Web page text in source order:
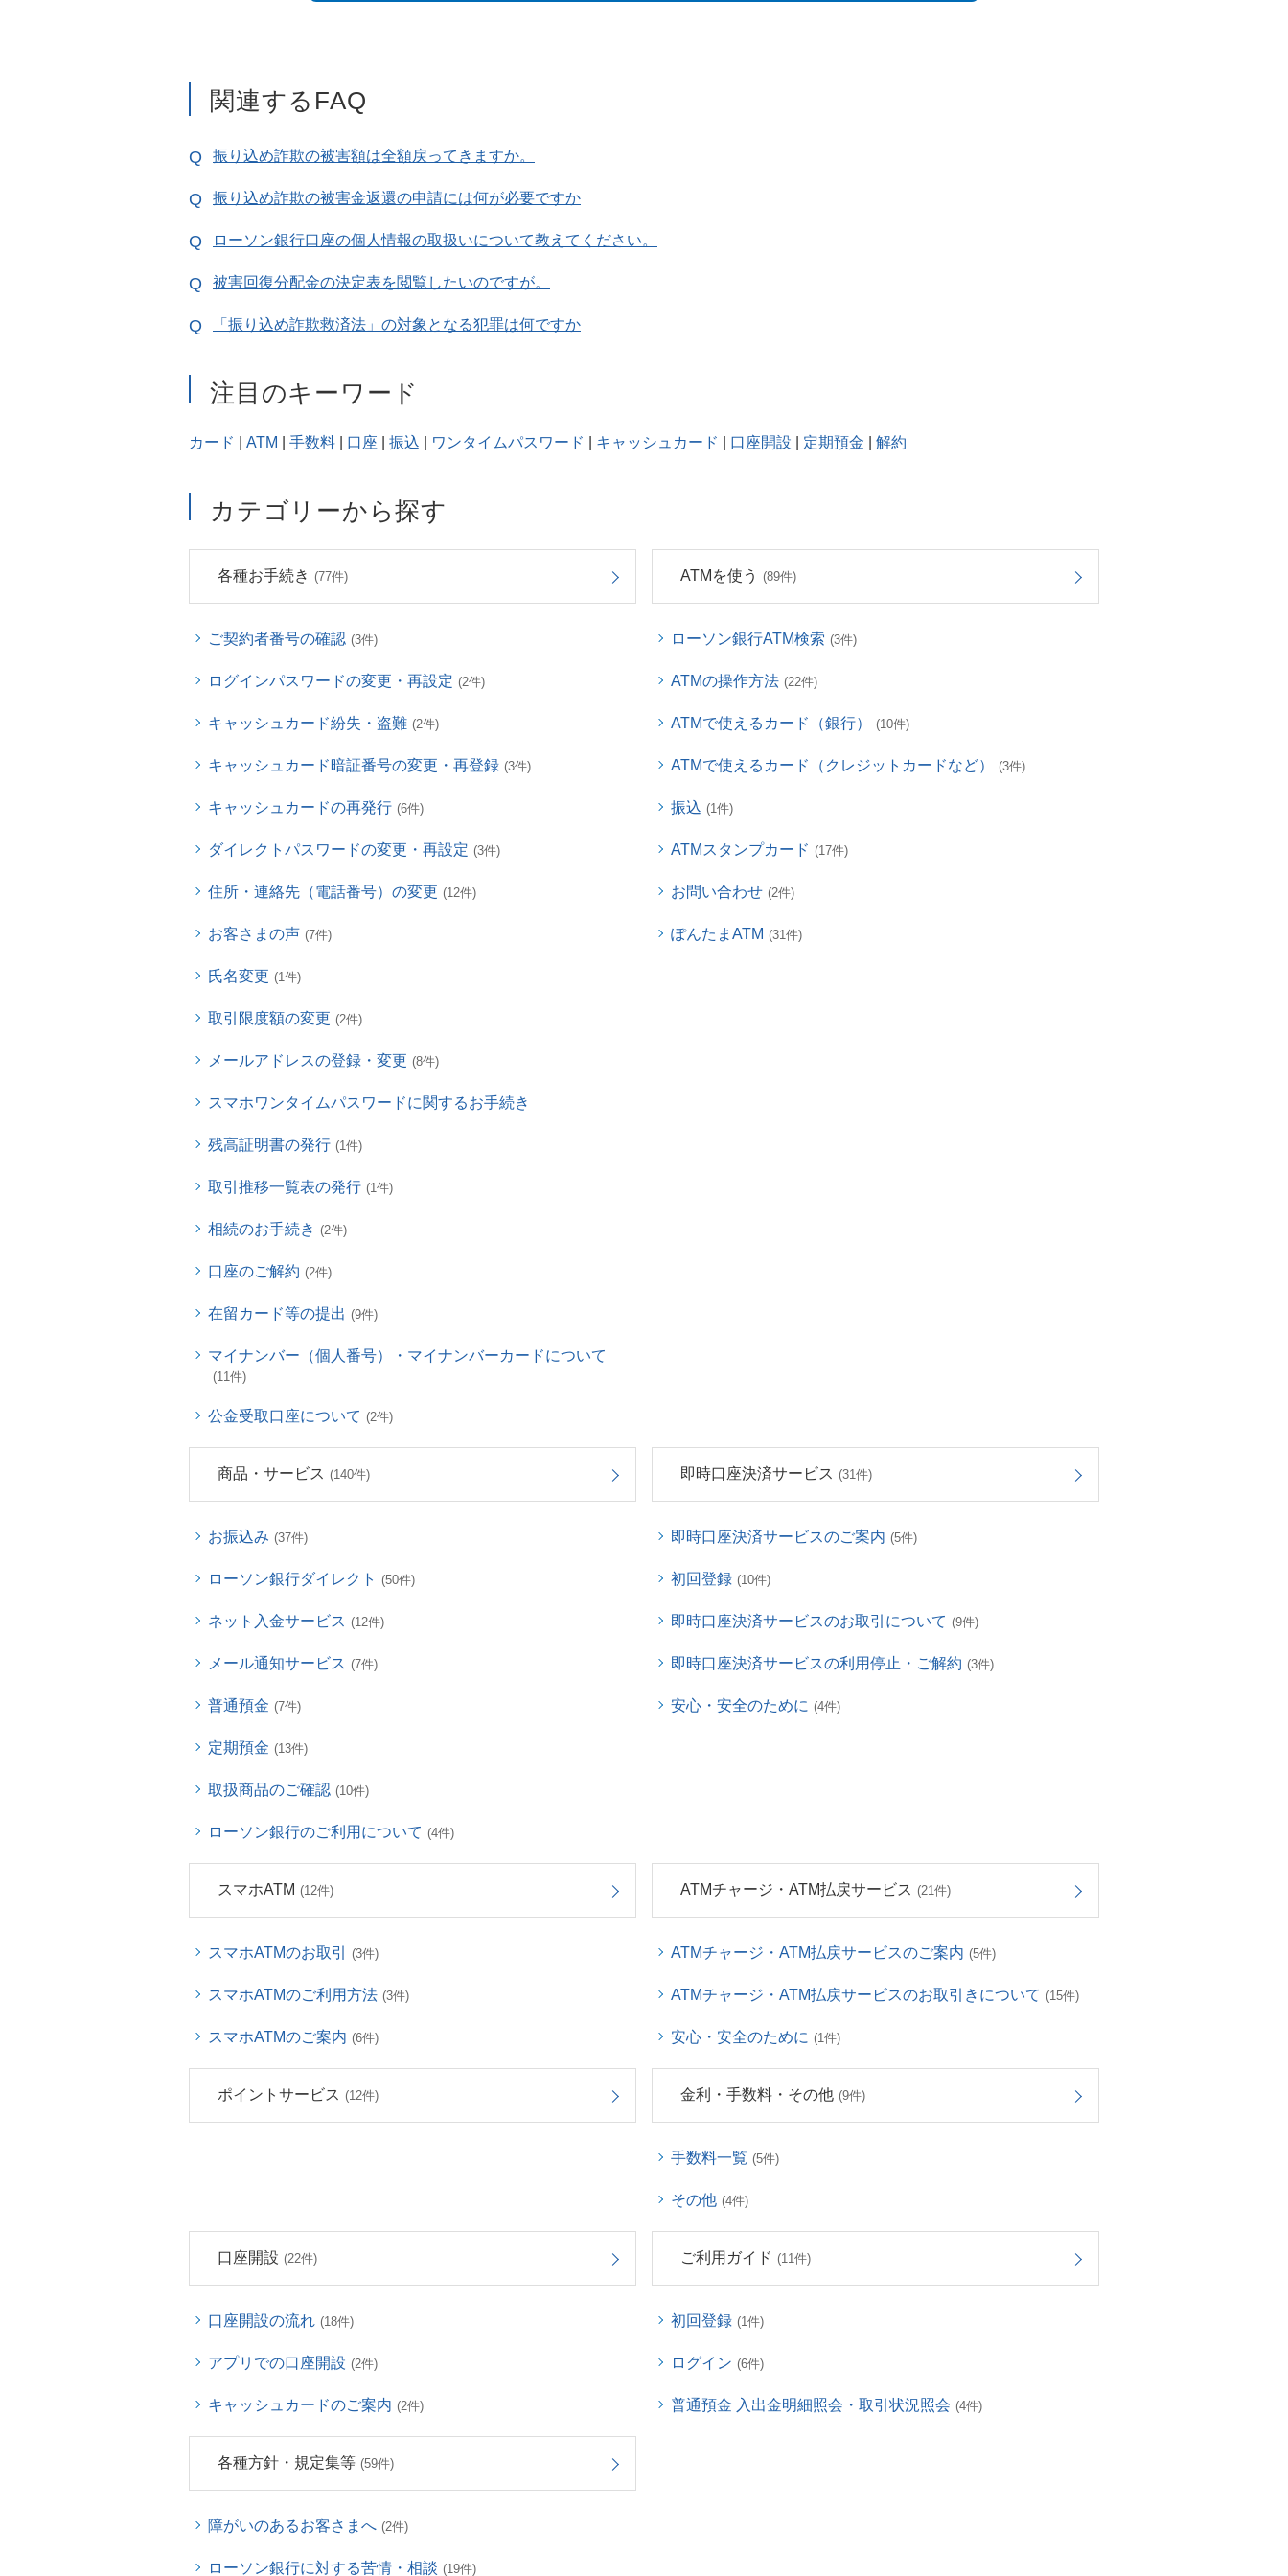
関連するFAQ
振り込め詐欺の被害額は全額戻ってきますか。
振り込め詐欺の被害金返還の申請には何が必要ですか
ローソン銀行口座の個人情報の取扱いについて教えてください。
被害回復分配金の決定表を閲覧したいのですが。
「振り込め詐欺救済法」の対象となる犯罪は何ですか
注目のキーワード
カード ATM 手数料 口座 振込 ワンタイムパスワード キャッシュカード 口座開設 定期預金 解約
カテゴリーから探す
各種お手続き (77件)
ご契約者番号の確認 (3件)
ログインパスワードの変更・再設定 (2件)
キャッシュカード紛失・盗難 (2件)
キャッシュカード暗証番号の変更・再登録 (3件)
キャッシュカードの再発行 (6件)
ダイレクトパスワードの変更・再設定 (3件)
住所・連絡先（電話番号）の変更 (12件)
お客さまの声 (7件)
氏名変更 (1件)
取引限度額の変更 (2件)
メールアドレスの登録・変更 (8件)
スマホワンタイムパスワードに関するお手続き
残高証明書の発行 (1件)
取引推移一覧表の発行 (1件)
相続のお手続き (2件)
口座のご解約 (2件)
在留カード等の提出 (9件)
マイナンバー（個人番号）・マイナンバーカードについて
(11件)
公金受取口座について (2件)
ATMを使う (89件)
ローソン銀行ATM検索 (3件)
ATMの操作方法 (22件)
ATMで使えるカード（銀行） (10件)
ATMで使えるカード（クレジットカードなど） (3件)
振込 (1件)
ATMスタンプカード (17件)
お問い合わせ (2件)
ぽんたまATM (31件)
商品・サービス (140件)
お振込み (37件)
ローソン銀行ダイレクト (50件)
ネット入金サービス (12件)
メール通知サービス (7件)
普通預金 (7件)
定期預金 (13件)
取扱商品のご確認 (10件)
ローソン銀行のご利用について (4件)
即時口座決済サービス (31件)
即時口座決済サービスのご案内 (5件)
初回登録 (10件)
即時口座決済サービスのお取引について (9件)
即時口座決済サービスの利用停止・ご解約 (3件)
安心・安全のために (4件)
スマホATM (12件)
スマホATMのお取引 (3件)
スマホATMのご利用方法 (3件)
スマホATMのご案内 (6件)
ATMチャージ・ATM払戻サービス (21件)
ATMチャージ・ATM払戻サービスのご案内 (5件)
ATMチャージ・ATM払戻サービスのお取引きについて (15件)
安心・安全のために (1件)
ポイントサービス (12件) 金利・手数料・その他 (9件)
手数料一覧 (5件)
その他 (4件)
口座開設 (22件)
口座開設の流れ (18件)
アプリでの口座開設 (2件)
キャッシュカードのご案内 (2件)
ご利用ガイド (11件)
初回登録 (1件)
ログイン (6件)
普通預金 入出金明細照会・取引状況照会 (4件)
各種方針・規定集等 (59件)
障がいのあるお客さまへ (2件)
ローソン銀行に対する苦情・相談 (19件)